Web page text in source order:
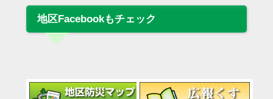
地区Facebookもチェック